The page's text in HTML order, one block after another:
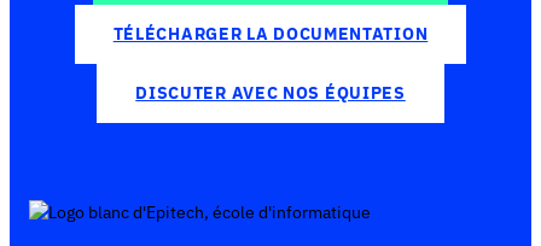
TÉLÉCHARGER LA DOCUMENTATION
DISCUTER AVEC NOS ÉQUIPES